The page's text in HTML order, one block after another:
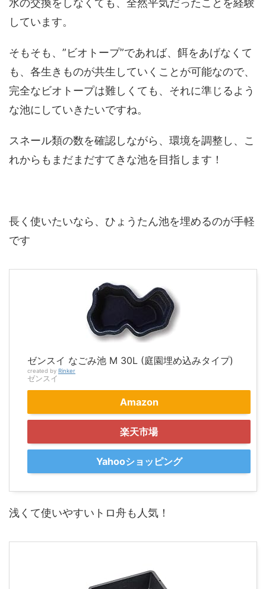
水の交換をしなくても、全然平気だったことを経験
しています。
そもそも、”ビオトープ”であれば、餌をあげなくて
も、各生きものが共生していくことが可能なので、
完全なビオトープは難しくても、それに準じるよう
な池にしていきたいですね。
スネール類の数を確認しながら、環境を調整し、こ
れからもまだまだすてきな池を目指します！
長く使いたいなら、ひょうたん池を埋めるのが手軽
です
ゼンスイ なごみ池 M 30L (庭園埋め込みタイプ)
created by Rinker
ゼンスイ
Amazon
楽天市場
Yahooショッピング
浅くて使いやすいトロ舟も人気！